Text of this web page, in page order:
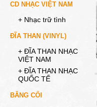
CD NHẠC VIỆT NAM
+ Nhạc trữ tình
ĐĨA THAN (VINYL)
+ ĐĨA THAN NHẠC
VIỆT NAM
+ ĐĨA THAN NHẠC
QUỐC TẾ
BĂNG CỐI